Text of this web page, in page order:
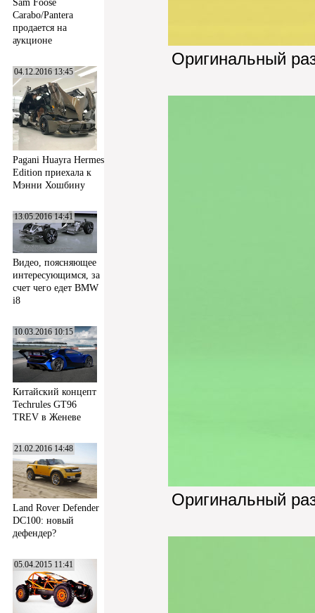
Sam Foose
Carabo/Pantera
продается на
аукционе
04.12.2016 13:45
Pagani Huayra Hermes
Edition приехала к
Мэнни Хошбину
13.05.2016 14:41
Видео, поясняющее
интересующимся, за
счет чего едет BMW
i8
10.03.2016 10:15
Китайский концепт
Techrules GT96
TREV в Женеве
21.02.2016 14:48
Land Rover Defender
DC100: новый
дефендер?
05.04.2015 11:41
Оригинальный
Оригинальный